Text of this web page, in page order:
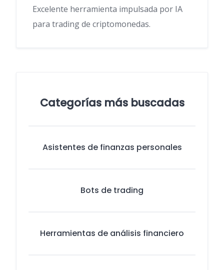
Excelente herramienta impulsada por IA
para trading de criptomonedas.
Categorías más buscadas
Asistentes de finanzas personales
Bots de trading
Herramientas de análisis financiero